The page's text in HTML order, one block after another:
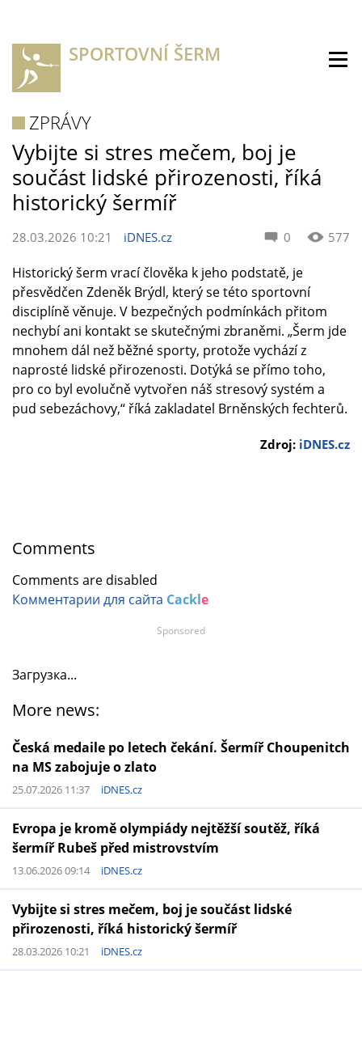
SPORTOVNÍ ŠERM
ZPRÁVY
Vybijte si stres mečem, boj je
součást lidské přirozenosti, říká
historický šermíř
0 577
28.03.2026 10:21 iDNES.cz
Historický šerm vrací člověka k jeho podstatě, je
přesvědčen Zdeněk Brýdl, který se této sportovní
disciplíně věnuje. V bezpečných podmínkách přitom
nechybí ani kontakt se skutečnými zbraněmi. „Šerm jde
mnohem dál než běžné sporty, protože vychází z
naprosté lidské přirozenosti. Dotýká se přímo toho,
pro co byl evolučně vytvořen náš stresový systém a
pud sebezáchovy,“ říká zakladatel Brněnských fechterů.
Zdroj: iDNES.cz
Comments
Comments are disabled
Комментарии для сайта Cackle
Загрузка...
More news:
Česká medaile po letech čekání. Šermíř Choupenitch
na MS zabojuje o zlato
25.07.2026 11:37 iDNES.cz
Evropa je kromě olympiády nejtěžší soutěž, říká
šermíř Rubeš před mistrovstvím
13.06.2026 09:14 iDNES.cz
Vybijte si stres mečem, boj je součást lidské
přirozenosti, říká historický šermíř
28.03.2026 10:21 iDNES.cz
Sponsored